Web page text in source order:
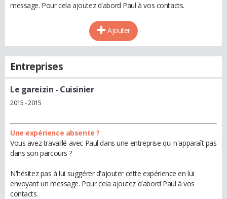
message. Pour cela ajoutez d'abord Paul à vos contacts.
Ajouter
Entreprises
Le gareizin - Cuisinier
2015 - 2015
Une expérience absente ?
Vous avez travaillé avec Paul dans une entreprise qui n'apparaît pas
dans son parcours ?
N'hésitez pas à lui suggérer d'ajouter cette expérience en lui
envoyant un message. Pour cela ajoutez d'abord Paul à vos
contacts.